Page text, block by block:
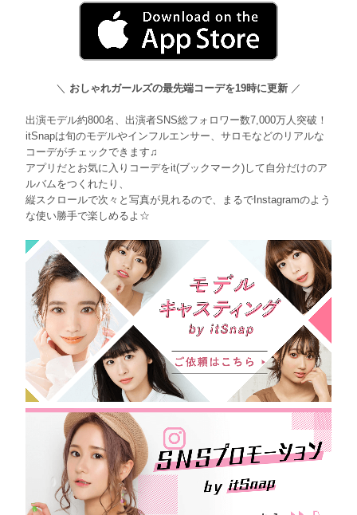
＼ おしゃれガールズの最先端コーデを19時に更新 ／
出演モデル約800名、出演者SNS総フォロワー数7,000万人突破！
itSnapは旬のモデルやインフルエンサー、サロモなどのリアルな
コーデがチェックできます♫
アプリだとお気に入りコーデをit(ブックマーク)して自分だけのア
ルバムをつくれたり、
縦スクロールで次々と写真が見れるので、まるでInstagramのよう
な使い勝手で楽しめるよ☆